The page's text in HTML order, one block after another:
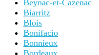
Beynac-et-Cazenac
Biarritz
Blois
Bonifacio
Bonnieux
Bordeaux